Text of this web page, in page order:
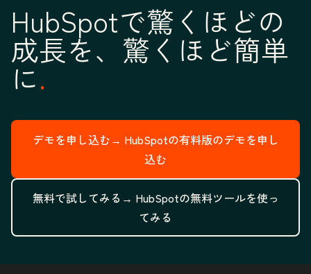
HubSpotで驚くほどの
成長を、驚くほど簡単
に
デモを申し込む→ HubSpotの有料版のデモを申し
込む
無料で試してみる→ HubSpotの無料ツールを使っ
てみる